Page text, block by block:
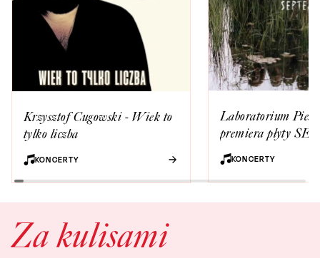
Krzysztof Cugowski - Wiek to
tylko liczba
KONCERTY
Laboratorium
premiera płyty
KONCERTY
Za kulisami